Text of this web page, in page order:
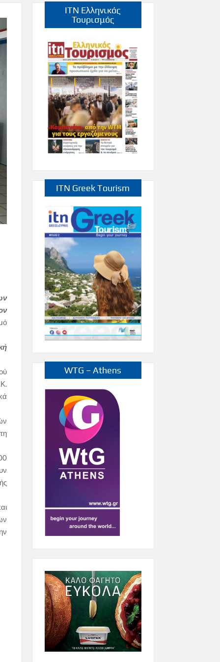
ITN Ελληνικός
Τουρισμός
ITN Greek Tourism
WTG – Athens